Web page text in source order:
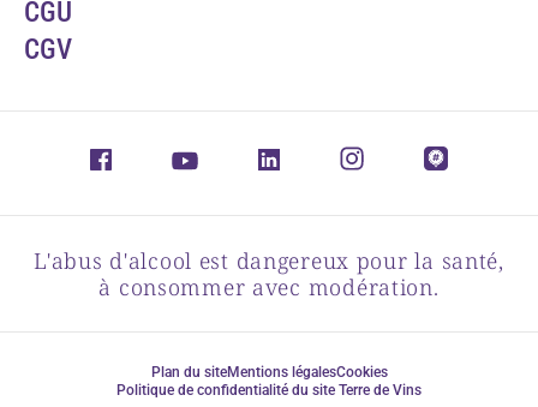
CGU
CGV
L'abus d'alcool est dangereux pour la santé,
à consommer avec modération.
Plan du siteMentions légalesCookies
Politique de confidentialité du site Terre de Vins